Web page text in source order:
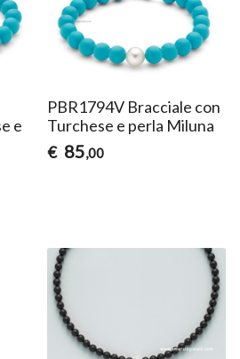
e
PBR1794V Bracciale con
Turchese e perla Miluna
€ 85,00